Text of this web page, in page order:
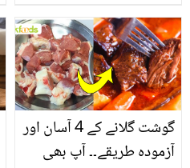
گوشت گلانے کے 4 آسان اور
آزمودہ طریقے۔۔ آپ بھی